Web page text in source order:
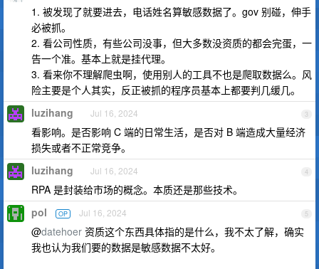
1. 被发现了就要进去，电话姓名算敏感数据了。gov 别碰，伸手
必被抓。
2. 看公司性质，有些公司没事，但大多数没资质的都会完蛋，一
告一个准。基本上就是挂代理。
3. 看来你不理解爬虫啊，使用别人的工具不也是爬取数据么。风
险主要是个人其实，反正被抓的程序员基本上都要判几缓几。
3
luzihang Jul 16, 2024
看影响。是否影响 C 端的日常生活，是否对 B 端造成大量经济
损失或者不正常竞争。
4
luzihang Jul 16, 2024
RPA 是封装给市场的概念。本质还是那些技术。
5
pol OP Jul 16, 2024
@datehoer 资质这个东西具体指的是什么，我不太了解，确实
我也认为我们要的数据是敏感数据不太好。